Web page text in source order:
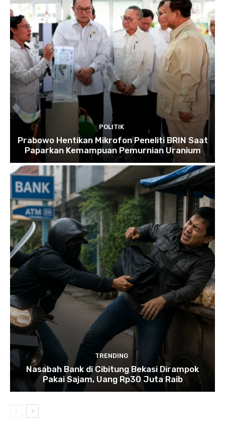
POLITIK
Prabowo Hentikan Mikrofon Peneliti BRIN Saat
Paparkan Kemampuan Pemurnian Uranium
TRENDING
Nasabah Bank di Cibitung Bekasi Dirampok
Pakai Sajam, Uang Rp30 Juta Raib